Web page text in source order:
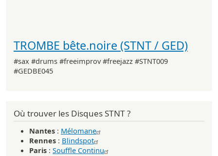
TROMBE bête.noire (STNT / GED)
#sax #drums #freeimprov #freejazz #STNT009
#GEDBE045
Où trouver les Disques STNT ?
Nantes : Mélomane
Rennes : Blindspot
Paris : Souffle Continu